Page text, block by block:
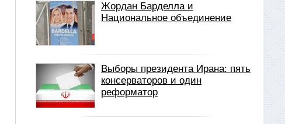
Жордан Барделла и
Национальное объединение
Выборы президента Ирана: пять
консерваторов и один
реформатор